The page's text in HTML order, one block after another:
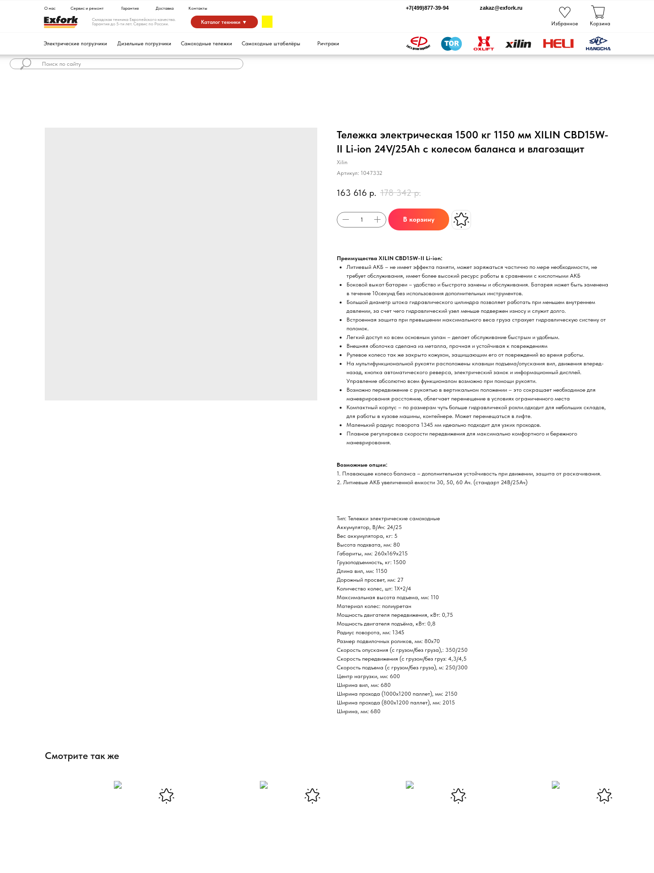
Каталог техники ▼
Складская техника Европейского качества.
Гарантия до 5-ти лет. Сервис по России.
О нас Сервис и ремонт Гарантия Контакты zakaz@exfork.ru
Тележка электрическая 1500 кг 1150 мм XILIN CBD15W-
II Li-ion 24V/25Ah с колесом баланса и влагозащит
Xilin
Артикул: 1047332
163 616 р. 178 342 р.
В корзину
Преимущества XILIN CBD15W-II Li-ion:
Литиевый АКБ – не имеет эффекта памяти, может заряжаться частично по мере необходимости, не
требует обслуживания, имеет более высокий ресурс работы в сравнении с кислотными АКБ
Боковой выкат батареи – удобство и быстрота замены и обслуживания. Батарея может быть заменена
в течение 10секунд без использования дополнительных инструментов.
Большой диаметр штока гидравлического цилиндра позволяет работать при меньшем внутреннем
давлении, за счет чего гидравлический узел меньше подвержен износу и служит долго.
Встроенная защита при превышении максимального веса груза страхует гидравлическую систему от
поломок.
Легкий доступ ко всем основным узлам – делает обслуживание быстрым и удобным.
Внешняя оболочка сделана из металла, прочная и устойчивая к повреждениям
Рулевое колесо так же закрыто кожухом, защищающим его от повреждений во время работы.
На мультифункциональной рукояти расположены клавиши подъема/опускания вил, движения вперед-
назад, кнопка автоматического реверса, электрический замок и информационный дисплей.
Управление абсолютно всем функционалом возможно при помощи рукояти.
Возможно передвижение с рукоятью в вертикальном положении – это сокращает необходимое для
маневрирования расстояние, облегчает перемещение в условиях ограниченного места
Компактный корпус – по размерам чуть больше гидравличекой рохли.одходит для небольших складов,
для работы в кузове машины, контейнере. Может перемещаться в лифте.
Маленький радиус поворота 1345 мм идеально подходит для узких проходов.
Плавное регулировка скорости передвижения для максимально комфортного и бережного
маневрирования.
Возможные опции:
1. Плавающее колесо баланса – дополнительная устойчивость при движении, защита от раскачивания.
2. Литиевые АКБ увеличенной емкости 30, 50, 60 Ач. (стандарт 24В/25Ач)
Тип: Тележки электрические самоходные
Аккумулятор, В/Ач: 24/25
Вес аккумулятора, кг: 5
Высота подхвата, мм: 80
Габариты, мм: 260х169х215
Грузоподъемность, кг: 1500
Длина вил, мм: 1150
Дорожный просвет, мм: 27
Количество колес, шт: 1X+2/4
Максимальная высота подъема, мм: 110
Материал колес: полиуретан
Мощность двигателя передвижения, кВт: 0,75
Мощность двигателя подъёма, кВт: 0,8
Радиус поворота, мм: 1345
Размер подвилочных роликов, мм: 80x70
Скорость опускания (с грузом/без груза),: 350/250
Скорость передвижения (с грузом/без груз: 4,3/4,5
Скорость подъема (с грузом/без груза), м: 250/300
Центр нагрузки, мм: 600
Ширина вил, мм: 680
Ширина прохода (1000х1200 паллет), мм: 2150
Ширина прохода (800х1200 паллет), мм: 2015
Ширина, мм: 680
Смотрите так же